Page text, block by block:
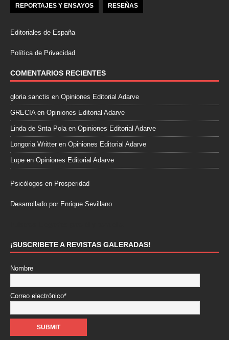
REPORTAJES Y ENSAYOS RESEÑAS
Editoriales de España
Política de Privacidad
COMENTARIOS RECIENTES
gloria sanctis en Opiniones Editorial Adarve
GRECIAen Opiniones Editorial Adarve
Linda de Snta Polaen Opiniones Editorial Adarve
Longoria Writter en Opiniones Editorial Adarve
Lupe en Opiniones Editorial Adarve
Psicólogos en Prosperidad
Desarrollado por Enrique Sevillano
¡SUSCRIBETE A REVISTAS GALERADAS!
Nombre
Correo electrónico*